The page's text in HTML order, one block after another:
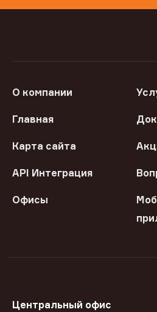
О компании
Главная
Карта сайта
API Интеграция
Офисы
Центральный офис